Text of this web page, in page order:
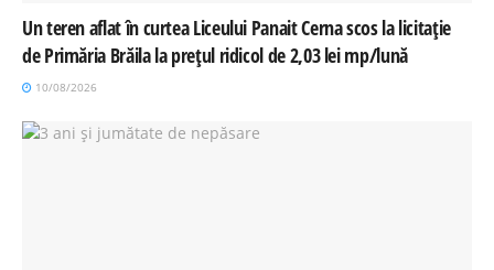
Un teren aflat în curtea Liceului Panait Cerna scos la licitație
de Primăria Brăila la prețul ridicol de 2,03 lei mp/lună
10/08/2026